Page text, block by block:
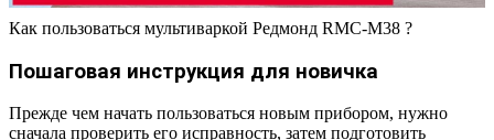
Как пользоваться мультиваркой Редмонд RMC-M38 ?
Пошаговая инструкция для новичка
Прежде чем начать пользоваться новым прибором, нужно
сначала проверить его исправность, затем подготовить